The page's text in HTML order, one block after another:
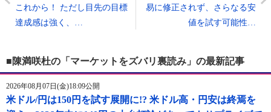
これから！ ただし目先の目標
達成感は強く、…
易に修正されず、さらなる安
値を試す可能性…
■陳満咲杜の「マーケットをズバリ裏読み」の最新記事
2026年08月07日(金)18:09公開
米ドル/円は150円を試す展開に!? 米ドル高・円安は終焉を